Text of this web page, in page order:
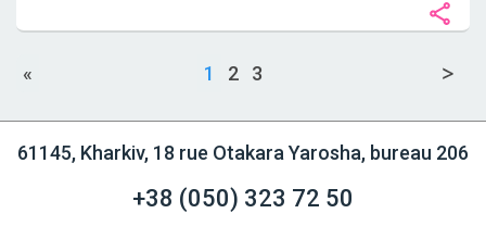
« 1 2 3
61145, Kharkiv, 18 rue Otakara Yarosha, bureau 206
+38 (050) 323 72 50